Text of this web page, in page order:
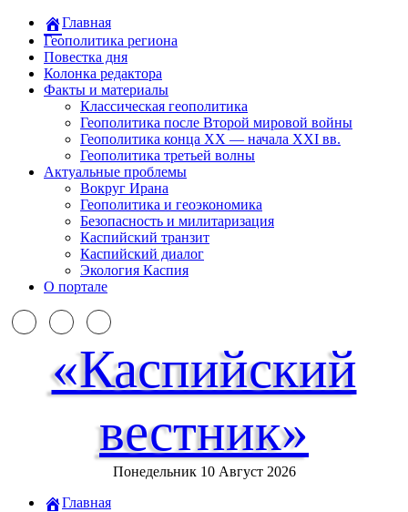
Главная
Геополитика региона
Повестка дня
Колонка редактора
Факты и материалы
Классическая геополитика
Геополитика после Второй мировой войны
Геополитика конца XX — начала XXI вв.
Геополитика третьей волны
Актуальные проблемы
Вокруг Ирана
Геополитика и геоэкономика
Безопасность и милитаризация
Каспийский транзит
Каспийский диалог
Экология Каспия
О портале
«Каспийский
вестник»
Понедельник 10 Август 2026
Главная